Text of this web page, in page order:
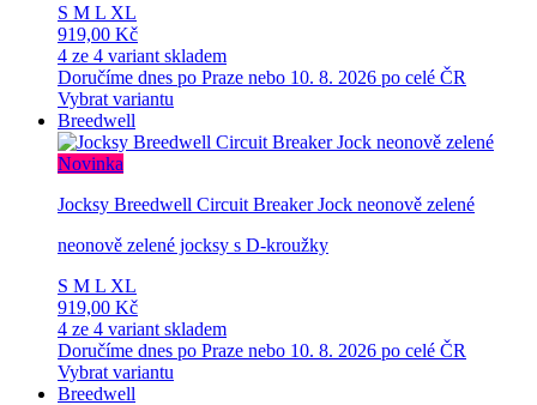
S M L XL
919,00 Kč
4 ze 4 variant skladem
Doručíme dnes po Praze nebo 10. 8. 2026 po celé ČR
Vybrat variantu
Breedwell
Novinka
Jocksy Breedwell Circuit Breaker Jock neonově zelené
neonově zelené jocksy s D-kroužky
S M L XL
919,00 Kč
4 ze 4 variant skladem
Doručíme dnes po Praze nebo 10. 8. 2026 po celé ČR
Vybrat variantu
Breedwell